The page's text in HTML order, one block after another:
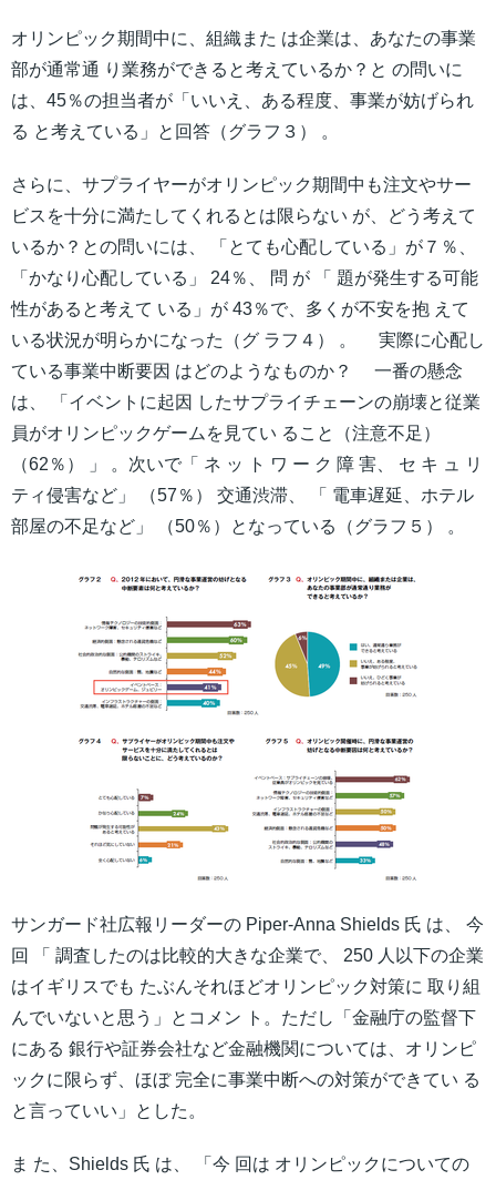
オリンピック期間中に、組織また は企業は、あなたの事業
部が通常通 り業務ができると考えているか？と の問いに
は、45％の担当者が「いいえ、ある程度、事業が妨げられ
る と考えている」と回答（グラフ３） 。
さらに、サプライヤーがオリンピック期間中も注文やサー
ビスを十分に満たしてくれるとは限らない が、どう考えて
いるか？との問いには、 「とても心配している」が７％、
「かなり心配している」 24％、 問 が 「 題が発生する可能
性があると考えて いる」が 43％で、多くが不安を抱 えて
いる状況が明らかになった（グ ラフ４） 。 実際に心配し
ている事業中断要因 はどのようなものか？ 一番の懸念
は、 「イベントに起因 したサプライチェーンの崩壊と従業
員がオリンピックゲームを見てい ること（注意不足）
（62％） 」 。次いで「 ネ ッ ト ワ ー ク 障 害、 セ キ ュ リ
ティ侵害など」 （57％） 交通渋滞、 「 電車遅延、ホテル
部屋の不足など」 （50％）となっている（グラフ５） 。
サンガード社広報リーダーの Piper-Anna Shields 氏 は、 今
回 「 調査したのは比較的大きな企業で、 250 人以下の企業
はイギリスでも たぶんそれほどオリンピック対策に 取り組
んでいないと思う」とコメン ト。ただし「金融庁の監督下
にある 銀行や証券会社など金融機関については、オリンピ
ックに限らず、ほぼ 完全に事業中断への対策ができてい る
と言っていい」とした。
ま た、Shields 氏 は、 「今 回は オリンピックについての